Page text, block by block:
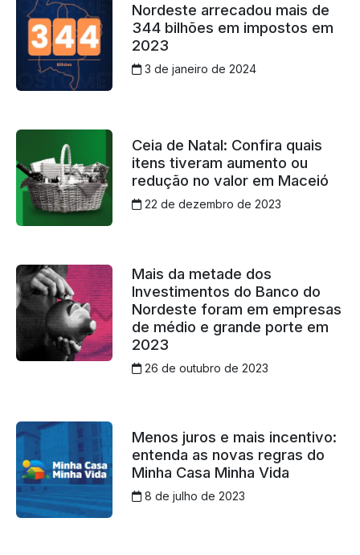
Nordeste arrecadou mais de
344 bilhões em impostos em
2023
3 de janeiro de 2024
Ceia de Natal: Confira quais
itens tiveram aumento ou
redução no valor em Maceió
22 de dezembro de 2023
Mais da metade dos
Investimentos do Banco do
Nordeste foram em empresas
de médio e grande porte em
2023
26 de outubro de 2023
Menos juros e mais incentivo:
entenda as novas regras do
Minha Casa Minha Vida
8 de julho de 2023